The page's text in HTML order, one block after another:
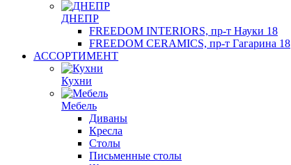
ДНЕПР
FREEDOM INTERIORS, пр-т Науки 18
FREEDOM CERAMICS, пр-т Гагарина 18
АССОРТИМЕНТ
Кухни
Мебель
Диваны
Кресла
Столы
Письменные столы